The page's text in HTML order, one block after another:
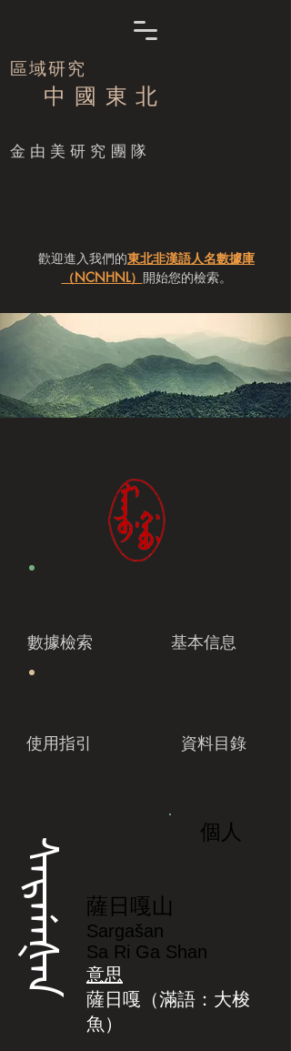
區域研究
中 國 東 北
​金由美研究團隊
歡迎進入我們的東北非漢語人名數據庫
（NCNHNL） 開始您的檢索。
數據檢索 基本信息
使用指引 資料目錄
ᠰᠠᡵᡤᠠᡧᠠᠨ
個人
薩日嘎山
Sargašan
Sa Ri Ga Shan
意思
薩日嘎（滿語：大梭
魚）